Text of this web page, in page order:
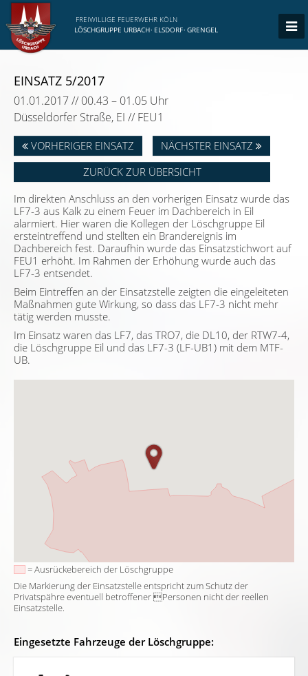
FREIWILLIGE FEUERWEHR KÖLN
LÖSCHGRUPPE URBACH· ELSDORF· GRENGEL
EINSATZ 5/2017
01.01.2017 // 00.43 – 01.05 Uhr
Düsseldorfer Straße, EI // FEU1
VORHERIGER EINSATZ
NÄCHSTER EINSATZ
ZURÜCK ZUR ÜBERSICHT
Im direkten Anschluss an den vorherigen Einsatz wurde das
LF7-3 aus Kalk zu einem Feuer im Dachbereich in Eil
alarmiert. Hier waren die Kollegen der Löschgruppe Eil
ersteintreffend und stellten ein Brandereignis im
Dachbereich fest. Daraufhin wurde das Einsatzstichwort auf
FEU1 erhöht. Im Rahmen der Erhöhung wurde auch das
LF7-3 entsendet.
Beim Eintreffen an der Einsatzstelle zeigten die eingeleiteten
Maßnahmen gute Wirkung, so dass das LF7-3 nicht mehr
tätig werden musste.
Im Einsatz waren das LF7, das TRO7, die DL10, der RTW7-4,
die Löschgruppe Eil und das LF7-3 (LF-UB1) mit dem MTF-
UB.
= Ausrückebereich der Löschgruppe
Die Markierung der Einsatzstelle entspricht zum Schutz der
Privatspähre eventuell betroffener Personen nicht der reellen
Einsatzstelle.
Eingesetzte Fahrzeuge der Löschgruppe: